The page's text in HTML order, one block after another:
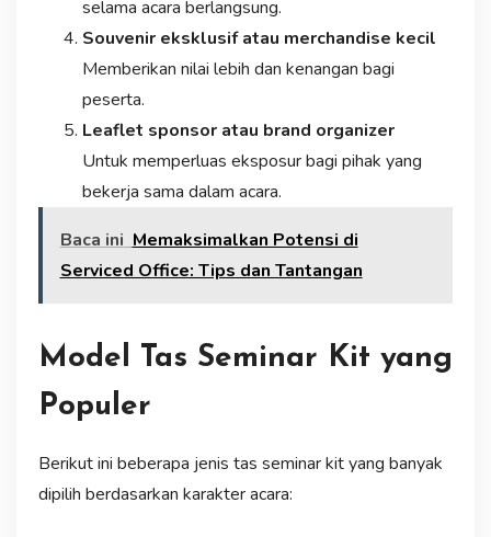
selama acara berlangsung.
Souvenir eksklusif atau merchandise kecil
Memberikan nilai lebih dan kenangan bagi
peserta.
Leaflet sponsor atau brand organizer
Untuk memperluas eksposur bagi pihak yang
bekerja sama dalam acara.
Baca ini Memaksimalkan Potensi di
Serviced Office: Tips dan Tantangan
Model Tas Seminar Kit yang
Populer
Berikut ini beberapa jenis tas seminar kit yang banyak
dipilih berdasarkan karakter acara: